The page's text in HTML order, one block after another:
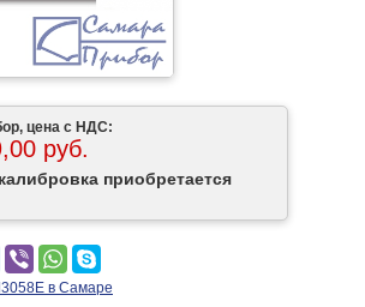
цена с НДС:
руб.
приобретается
в Самаре